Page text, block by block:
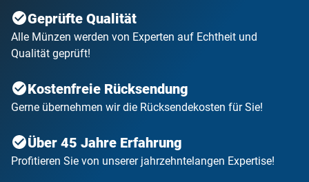
Geprüfte Qualität
Alle Münzen werden von Experten auf Echtheit und
Qualität geprüft!
Kostenfreie Rücksendung
Gerne übernehmen wir die Rücksendekosten für Sie!
Über 45 Jahre Erfahrung
Profitieren Sie von unserer jahrzehntelangen Expertise!